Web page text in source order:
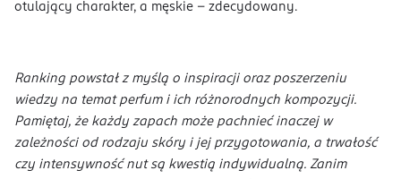
otulający charakter, a męskie - zdecydowany.
Ranking powstał z myślą o inspiracji oraz poszerzeniu
wiedzy na temat perfum i ich różnorodnych kompozycji.
Pamiętaj, że każdy zapach może pachnieć inaczej w
zależności od rodzaju skóry i jej przygotowania, a trwałość
czy intensywność nut są kwestią indywidualną. Zanim